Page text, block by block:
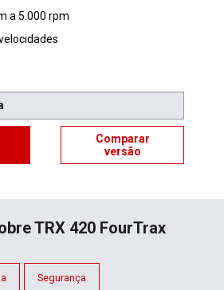
a 5.000 rpm
Comparar
versão
TRX 420 FourTrax
Segurança